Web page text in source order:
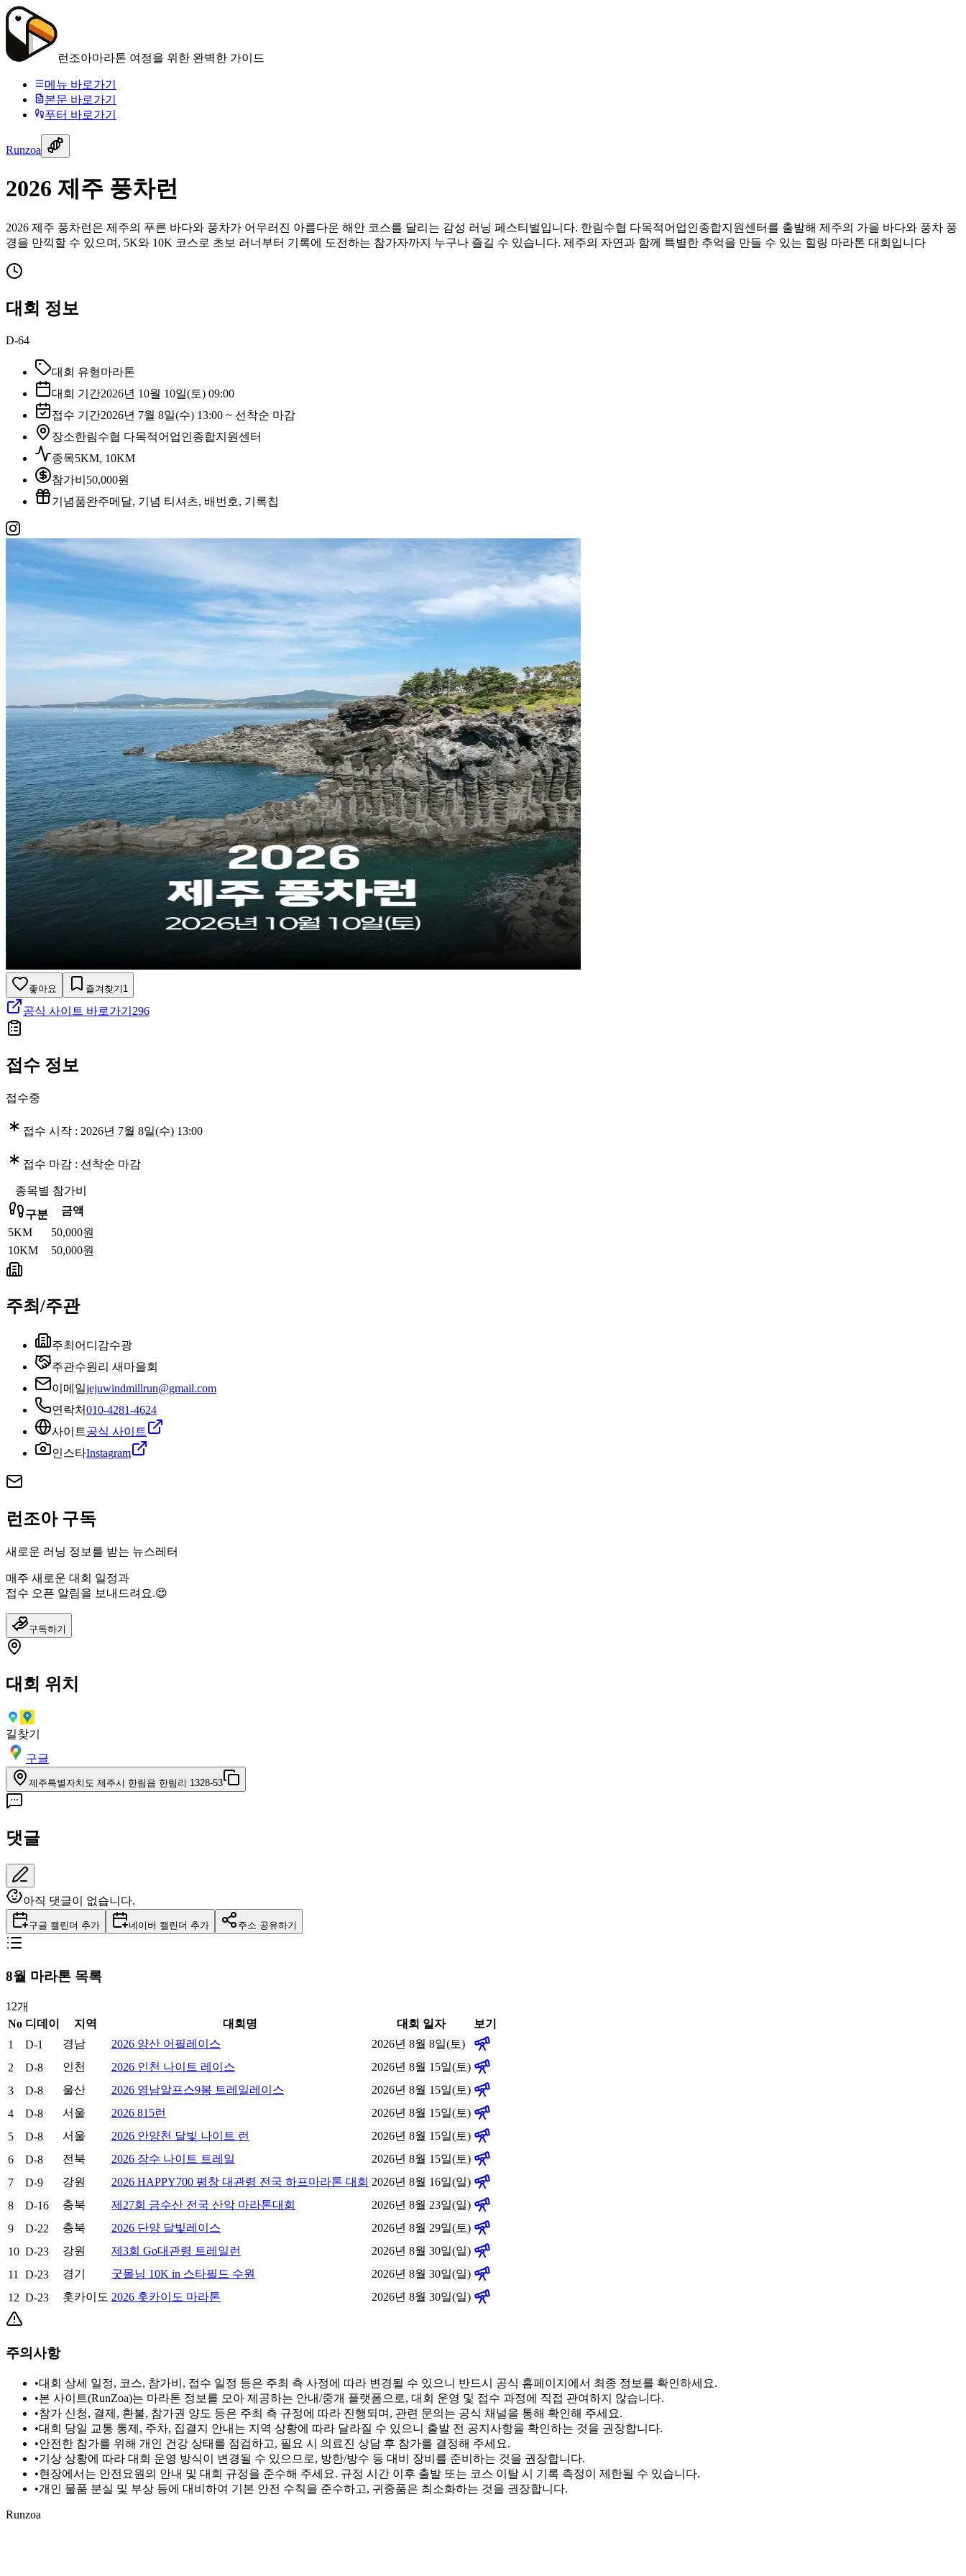
런조아마라톤 여정을 위한 완벽한 가이드
메뉴 바로가기
본문 바로가기
푸터 바로가기
Runzoa
2026 제주 풍차런
2026 제주 풍차런은 제주의 푸른 바다와 풍차가 어우러진 아름다운 해안 코스를 달리는 감성 러닝 페스티벌입니다. 한림수협 다목적어업인종합지원센터를 출발해 제주의 가을 바다와 풍차 풍
경을 만끽할 수 있으며, 5K와 10K 코스로 초보 러너부터 기록에 도전하는 참가자까지 누구나 즐길 수 있습니다. 제주의 자연과 함께 특별한 추억을 만들 수 있는 힐링 마라톤 대회입니다
대회 정보
D-64
대회 유형마라톤
대회 기간2026년 10월 10일(토) 09:00
접수 기간2026년 7월 8일(수) 13:00 ~ 선착순 마감
장소한림수협 다목적어업인종합지원센터
종목5KM, 10KM
참가비 50,000원
기념품완주메달, 기념 티셔츠, 배번호, 기록칩
좋아요 즐겨찾기 1
공식 사이트 바로가기 296
접수 정보
접수중
접수 시작 : 2026년 7월 8일(수) 13:00
접수 마감 : 선착순 마감
종목별 참가비
구분
금액
5KM
50,000원
10KM
50,000원
주최/주관
주최 어디감수광
주관수원리 새마을회
이메일jejuwindmillrun@gmail.com
연락처010-4281-4624
사이트공식 사이트
인스타Instagram
런조아 구독
새로운 러닝 정보를 받는 뉴스레터
매주 새로운 대회 일정과
접수 오픈 알림을 보내드려요.😍
구독하기
대회 위치
길찾기
구글
제주특별자치도 제주시 한림읍 한림리 1328-53
댓글
아직 댓글이 없습니다.
구글 캘린더 추가 네이버 캘린더 추가 주소 공유하기
8월 마라톤 목록
12개
No 디데이 지역 대회명 대회 일자
보기
1
D-1 경남 2026 양산 어필레이스
2026년 8월 8일(토)
2
D-8 인천 2026 인천 나이트 레이스
2026년 8월 15일(토)
3
D-8 울산 2026 영남알프스9봉 트레일레이스
2026년 8월 15일(토)
4
D-8 서울 2026 815런
2026년 8월 15일(토)
5
D-8 서울 2026 안양천 달빛 나이트 런
2026년 8월 15일(토)
6
D-8 전북 2026 장수 나이트 트레일
2026년 8월 15일(토)
7
D-9 강원 2026 HAPPY700 평창 대관령 전국 하프마라톤 대회 2026년 8월 16일(일)
8
D-16 충북 제27회 금수산 전국 산악 마라톤대회
2026년 8월 23일(일)
9
D-22 충북 2026 단양 달빛레이스
2026년 8월 29일(토)
10 D-23 강원 제3회 Go대관령 트레일런
2026년 8월 30일(일)
11
D-23 경기 굿몰닝 10K in 스타필드 수원
2026년 8월 30일(일)
12 D-23 홋카이도 2026 홋카이도 마라톤 2026년 8월 30일(일)
주의사항
•대회 상세 일정, 코스, 참가비, 접수 일정 등은 주최 측 사정에 따라 변경될 수 있으니 반드시 공식 홈페이지에서 최종 정보를 확인하세요.
•본 사이트(RunZoa)는 마라톤 정보를 모아 제공하는 안내/중개 플랫폼으로, 대회 운영 및 접수 과정에 직접 관여하지 않습니다.
•참가 신청, 결제, 환불, 참가권 양도 등은 주최 측 규정에 따라 진행되며, 관련 문의는 공식 채널을 통해 확인해 주세요.
•대회 당일 교통 통제, 주차, 집결지 안내는 지역 상황에 따라 달라질 수 있으니 출발 전 공지사항을 확인하는 것을 권장합니다.
•안전한 참가를 위해 개인 건강 상태를 점검하고, 필요 시 의료진 상담 후 참가를 결정해 주세요.
•기상 상황에 따라 대회 운영 방식이 변경될 수 있으므로, 방한/방수 등 대비 장비를 준비하는 것을 권장합니다.
•현장에서는 안전요원의 안내 및 대회 규정을 준수해 주세요. 규정 시간 이후 출발 또는 코스 이탈 시 기록 측정이 제한될 수 있습니다.
•개인 물품 분실 및 부상 등에 대비하여 기본 안전 수칙을 준수하고, 귀중품은 최소화하는 것을 권장합니다.
Runzoa